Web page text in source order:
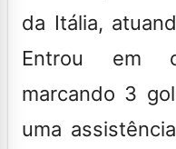
da Itália,
Entrou em
marcando 3
uma